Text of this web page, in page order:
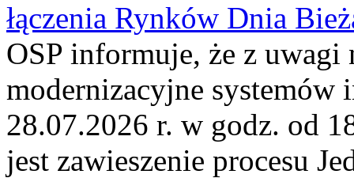
łączenia Rynków Dnia
OSP informuje, że z uwagi
modernizacyjne
28.07.2026 r. w godz. od
jest zawieszenie procesu